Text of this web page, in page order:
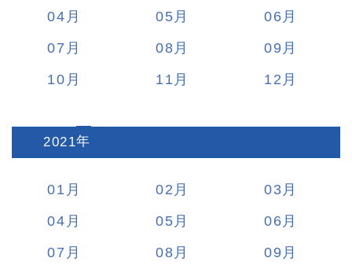
04
05
06
07
08
09
10
11 12
2021:
01 02
03
04
05
06
07
08
09